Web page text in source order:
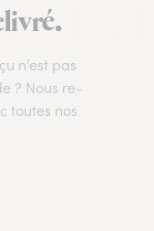
n’est pas
? Nous re-
toutes nos